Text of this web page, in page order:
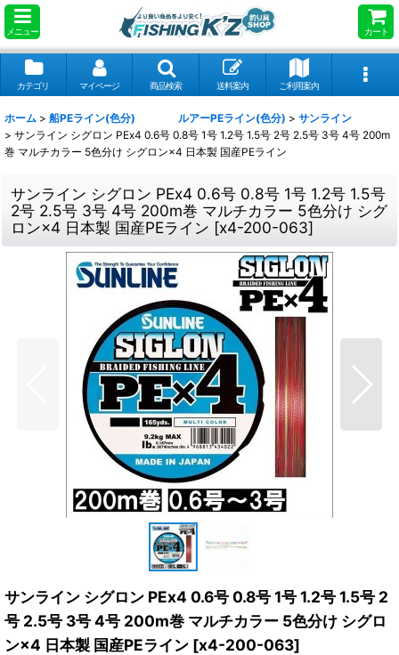
メニュー カート
カテゴリ マイページ 商品検索 送料案内 ご利用案内
ホーム > 船PEライン(色分) ルアーPEライン(色分) > サンライン
> サンライン シグロン PEx4 0.6号 0.8号 1号 1.2号 1.5号 2号 2.5号 3号 4号 200m
巻 マルチカラー 5色分け シグロン×4 日本製 国産PEライン
サンライン シグロン PEx4 0.6号 0.8号 1号 1.2号 1.5号
2号 2.5号 3号 4号 200m巻 マルチカラー 5色分け シグ
ロン×4 日本製 国産PEライン [x4-200-063]
サンライン シグロン PEx4 0.6号 0.8号 1号 1.2号 1.5号 2
号 2.5号 3号 4号 200m巻 マルチカラー 5色分け シグロ
ン×4 日本製 国産PEライン [x4-200-063]